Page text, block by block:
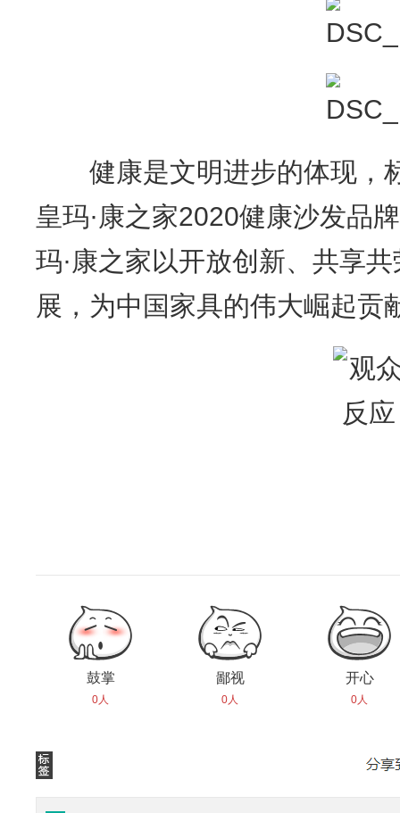
健康是文明进步的体现，
皇玛·康之家2020健康沙发品
玛·康之家以开放创新、共享
展，为中国家具的伟大崛起贡
鼓掌
0人
鄙视
0人
开心
0人